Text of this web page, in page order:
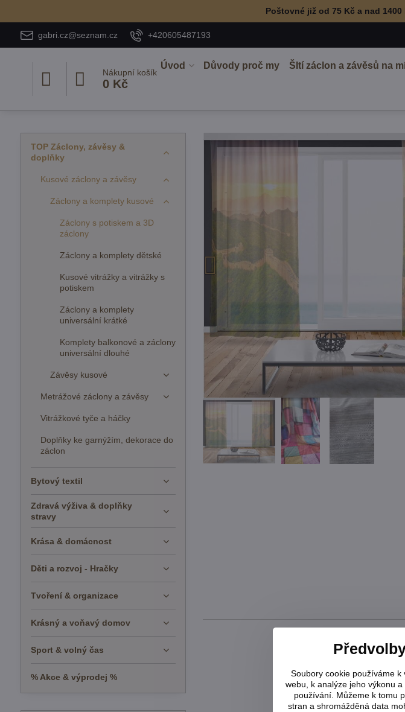
Poštovné již od 75 Kč a nad
gabri.cz@seznam.cz +420605487193
Nákupní košík
0 Kč
Úvod Důvody proč my ŠItí záclon a závěsů na
TOP Záclony, závěsy &
doplňky
Kusové záclony a závěsy
Záclony a komplety kusové
Záclony s potiskem a 3D
záclony
Záclony a komplety dětské
Kusové vitrážky a vitrážky s
potiskem
Záclony a komplety
universální krátké
Komplety balkonové a záclony
universální dlouhé
Závěsy kusové
Metrážové záclony a závěsy
Vitrážkové tyče a háčky
Doplňky ke garnýžím, dekorace do
záclon
Bytový textil
Zdravá výživa & doplňky
stravy
Krása & domácnost
Děti a rozvoj - Hračky
Tvoření & organizace
Krásný a voňavý domov
Sport & volný čas
% Akce & výprodej %
Soubory cookie používáme
webu, k analýze jeho výkonu
používání. Můžeme k tomu
stran a shromážděná data